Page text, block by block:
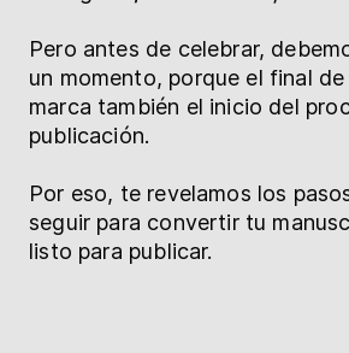
Pero antes de celebrar,
un momento, porque el final
marca también el inicio del
publicación.
Por eso, te revelamos los
seguir para convertir tu
listo para publicar.